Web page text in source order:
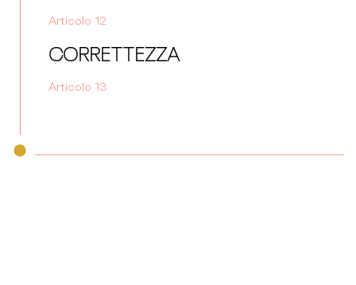
Articolo 12
CORRETTEZZA
Articolo 13